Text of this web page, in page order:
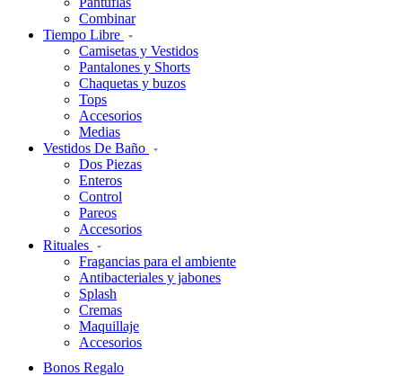
Combinar
Tiempo Libre
Camisetas y Vestidos
Pantalones y Shorts
Chaquetas y buzos
Tops
Accesorios
Medias
Vestidos De Baño
Dos Piezas
Enteros
Control
Pareos
Accesorios
Rituales
Fragancias para el ambiente
Antibacteriales y jabones
Splash
Cremas
Maquillaje
Accesorios
Bonos Regalo